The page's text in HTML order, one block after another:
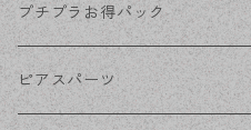
KCゴールド
ゴールド
プチプラお得パック
ピアスパーツ